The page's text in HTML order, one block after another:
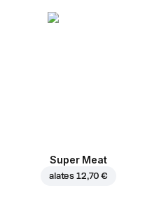
Super Meat
alates 12,70 €